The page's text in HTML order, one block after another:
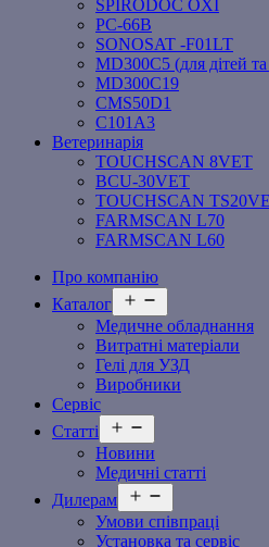
SPIRODOC OXI
PC-66B
SONOSAT -F01LT
MD300C5 (для дітей
MD300C19
СMS50D1
С101A3
Ветеринарія
TOUCHSCAN 8VET
BCU-30VET
TOUCHSCAN
FARMSCAN L70
FARMSCAN L60
Про компанію
Каталог
меню
Медичне обладнання
Витратні матеріали
Гелі для УЗД
Виробники
Сервіс
Статті
меню
Новини
Медичні статті
Дилерам
меню
Умови співпраці
Установка та сервіс